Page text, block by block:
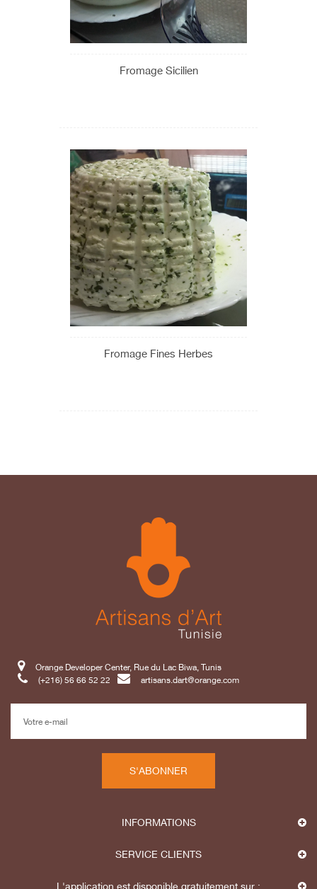
Fromage Sicilien
Fromage Fines Herbes
Orange Developer Center, Rue du Lac Biwa, Tunis
(+216) 56 66 52 22
artisans.dart@orange.com
S'ABONNER
INFORMATIONS
SERVICE CLIENTS
L'application est disponible gratuitement sur :